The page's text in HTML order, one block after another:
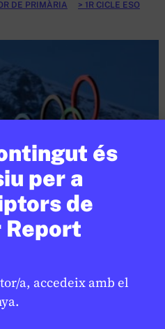
és
per a
de
Report
a, accedeix amb el
DE PRIMÀRIA
1R CICLE ESO
esportistes i